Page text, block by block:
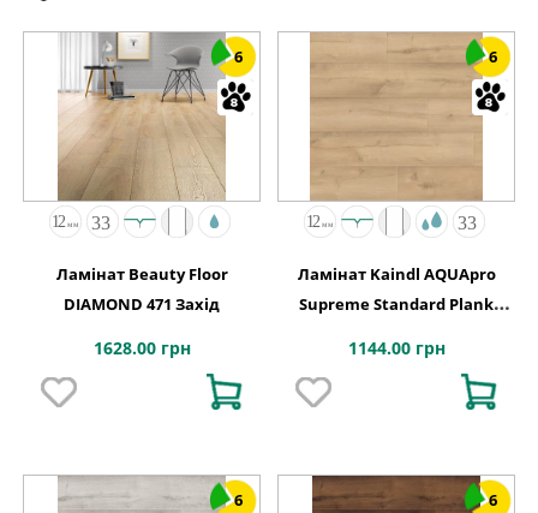
6
Ламінат Beauty Floor
DIAMOND 471 Захід
1628.00 грн
6
Ламінат Kaindl AQUApro
Supreme Standard Plank
1144.00 грн
6 6